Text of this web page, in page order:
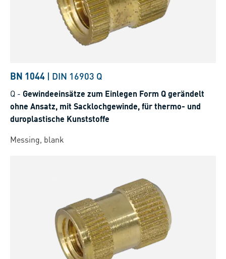
BN 1044 | DIN 16903 Q
Q - Gewindeeinsätze zum Einlegen Form Q gerändelt
ohne Ansatz, mit Sacklochgewinde, für thermo- und
duroplastische Kunststoffe
Messing, blank